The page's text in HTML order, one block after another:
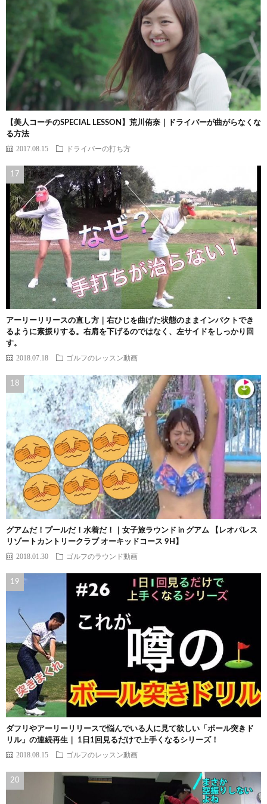
【美人コーチのSPECIAL LESSON】荒川侑奈｜ドライバーが曲がらなくな
る方法
2017.08.15 ドライバーの打ち方
アーリーリリースの直し方｜右ひじを曲げた状態のままインパクトでき
るように素振りする。右肩を下げるのではなく、左サイドをしっかり回
す。
2018.07.18 ゴルフのレッスン動画
グアムだ！プールだ！水着だ！｜女子旅ラウンド in グアム 【レオパレス
リゾートカントリークラブ オーキッドコース 9H】
2018.01.30 ゴルフのラウンド動画
ダフリやアーリーリリースで悩んでいる人に見て欲しい「ボール突きド
リル」の連続再生｜ 1日1回見るだけで上手くなるシリーズ！
2018.08.15 ゴルフのレッスン動画